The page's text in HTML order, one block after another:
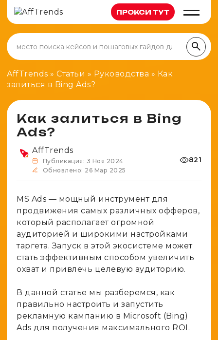
Арбитраж
Новичкам
Обзоры
Полезное
Руководства
Новости
Вакансии
Гемблинг
Беттинг
Финансы
Дейтинг
Нутра
Товарка
Крипто
Адалт
Сервисы
Карты
Антидетект
Клоакинг
Spy-сервисы
Вайты
Аккаунты
Инструменты
Калькулятор метрик
Генератор UTM-меток
Генератор ников
Проверка анонимности
Конвертер cookies
Генератор личности
Каналы
ПРОКСИ ТУТ
AffTrends » Статьи » Руководства » Как
залиться в Bing Ads?
Как залиться в Bing
Ads?
AffTrends
Публикация: 3 Ноя 2024
Обновлено: 26 Мар 2025
821
MS Ads — мощный инструмент для
продвижения самых различных офферов,
который располагает огромной
аудиторией и широкими настройками
таргета. Запуск в этой экосистеме может
стать эффективным способом увеличить
охват и привлечь целевую аудиторию.
В данной статье мы разберемся, как
правильно настроить и запустить
рекламную кампанию в Microsoft (Bing)
Ads для получения максимального ROI.